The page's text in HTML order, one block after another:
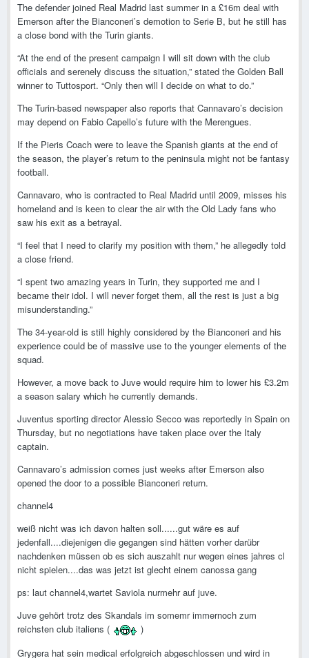
The defender joined Real Madrid last summer in a £16m deal with
Emerson after the Bianconeri’s demotion to Serie B, but he still has
a close bond with the Turin giants.
“At the end of the present campaign I will sit down with the club
officials and serenely discuss the situation,” stated the Golden Ball
winner to Tuttosport. “Only then will I decide on what to do.”
The Turin-based newspaper also reports that Cannavaro’s decision
may depend on Fabio Capello’s future with the Merengues.
If the Pieris Coach were to leave the Spanish giants at the end of
the season, the player’s return to the peninsula might not be fantasy
football.
Cannavaro, who is contracted to Real Madrid until 2009, misses his
homeland and is keen to clear the air with the Old Lady fans who
saw his exit as a betrayal.
“I feel that I need to clarify my position with them,” he allegedly told
a close friend.
“I spent two amazing years in Turin, they supported me and I
became their idol. I will never forget them, all the rest is just a big
misunderstanding.”
The 34-year-old is still highly considered by the Bianconeri and his
experience could be of massive use to the younger elements of the
squad.
However, a move back to Juve would require him to lower his £3.2m
a season salary which he currently demands.
Juventus sporting director Alessio Secco was reportedly in Spain on
Thursday, but no negotiations have taken place over the Italy
captain.
Cannavaro’s admission comes just weeks after Emerson also
opened the door to a possible Bianconeri return.
channel4
weiß nicht was ich davon halten soll......gut wäre es auf
jedenfall....diejenigen die gegangen sind hätten vorher darübr
nachdenken müssen ob es sich auszahlt nur wegen eines jahres cl
nicht spielen....das was jetzt ist glecht einem canossa gang
ps: laut channel4,wartet Saviola nurmehr auf juve.
Juve gehört trotz des Skandals im somemr immernoch zum
reichsten club italiens (
)
Grygera hat sein medical erfolgreich abgeschlossen und wird in